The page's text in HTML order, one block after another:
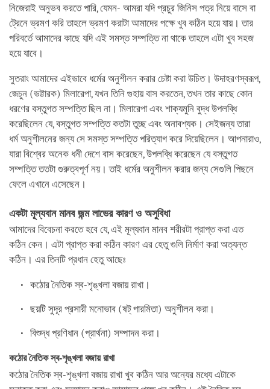
নিজেরাই অনুভব করতে পারি, যেমন- আমরা যদি প্রচুর জিনিস পত্র নিয়ে বাসে বা
ট্রেনে ভ্রমণ করি তাহলে ভ্রমণ করাটা আমাদের পক্ষে খুব কঠিন হয়ে যায়। তার
পরিবর্তে আমাদের কাছে যদি এই সমস্ত সম্পত্তি না থাকে তাহলে এটা খুব সহজ
হয়ে যাবে।
সুতরাং আমাদের এইভাবে ধর্মের অনুশীলন করার চেষ্টা করা উচিত। উদাহরণস্বরূপ,
জেচুন (ভট্টারক) মিলারেপা, যখন তিনি গুহায় বাস করতেন, তখন তার কাছে কোন
ধরণের বস্তুগত সম্পত্তি ছিল না। মিলারেপা এবং শাক্যমুনি বুদ্ধ উপলব্ধি
করেছিলেন যে, বস্তুগত সম্পত্তি কতটা তুচ্ছ এবং অনাবশ্যক। সেইজন্য তারা
ধর্ম অনুশীলনের জন্য সে সমস্ত সম্পত্তি পরিত্যাগ করে দিয়েছিলেন। আপনারাও,
যারা বিশ্বের অনেক ধনী দেশে বাস করেছেন, উপলব্ধি করেছেন যে বস্তুগত
সম্পত্তি ততটা গুরুত্বপূর্ণ নয়। তাই ধর্মের অনুশীলন করার জন্য সেগুলি পিছনে
ফেলে এখানে এসেছেন।
একটা মূল্যবান মানব জন্ম লাভের কারণ ও অসুবিধা
আমাদের বিবেচনা করতে হবে যে, এই মূল্যবান মানব শরীরটা প্রাপ্ত করা এত
কঠিন কেন। এটা প্রাপ্ত করা কঠিন কারণ এর হেতু গুলি নির্মাণ করা অত্যন্ত
কঠিন। এর তিনটি প্রধান হেতু আছেঃ
কঠোর নৈতিক স্ব-শৃঙ্খলা বজায় রাখা।
ছয়টি সুদূর প্রসারী মনোভাব (ষট্‌ পারমিতা) অনুশীলন করা।
বিশুদ্ধ প্রণিধান (প্রার্থনা) সম্পাদন করা।
কঠোর নৈতিক স্ব-শৃঙ্খলা বজায় রাখা
কঠোর নৈতিক স্ব-শৃঙ্খলা বজায় রাখা খুব কঠিন আর অন্যের মধ্যে এটাকে